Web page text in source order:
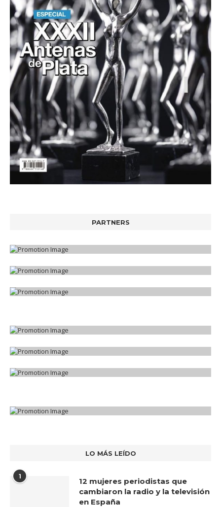
PARTNERS
LO MÁS LEÍDO
1
12 mujeres periodistas que
cambiaron la radio y la televisión
en España